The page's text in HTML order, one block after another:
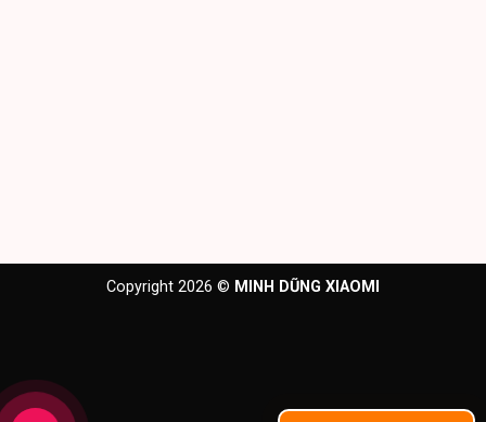
Copyright 2026 © MINH DŨNG XIAOMI